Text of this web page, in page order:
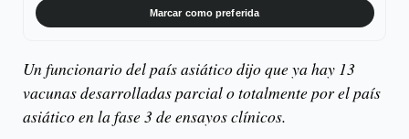
Marcar como preferida
Un funcionario del país asiático dijo que ya hay 13
vacunas desarrolladas parcial o totalmente por el país
asiático en la fase 3 de ensayos clínicos.